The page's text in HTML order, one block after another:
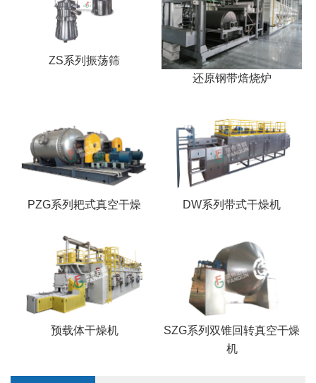
ZS系列振荡筛
还原钢带焙烧炉
PZG系列耙式真空干燥 DW系列带式干燥机
预载体干燥机
SZG系列双锥回转真空干燥
机